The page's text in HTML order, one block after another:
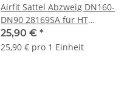
Airfit Sattel Abzweig DN160-
DN90 28169SA für HT
Abwasserrohr
25,90 € *
25,90 € pro 1 Einheit